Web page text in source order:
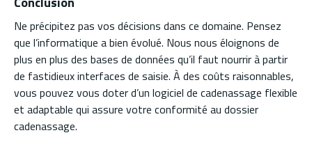
Ne précipitez pas vos décisions dans ce domaine. Pensez
que l’informatique a bien évolué. Nous nous éloignons de
plus en plus des bases de données qu’il faut nourrir à partir
de fastidieux interfaces de saisie. À des coûts raisonnables,
vous pouvez vous doter d’un logiciel de cadenassage flexible
et adaptable qui assure votre conformité au dossier
cadenassage.